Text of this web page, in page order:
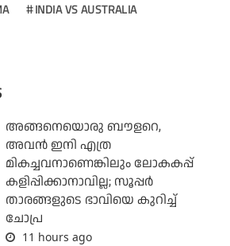
INDIA VS AUSTRALIA
അങ്ങനെയൊരു ബൗളറെ,
അവന്‍ ഇനി എത്ര
മികച്ചവനാണെങ്കിലും ലോകകപ്പ്
കളിപ്പിക്കാനാവില്ല; സൂപ്പര്‍
താരങ്ങളുടെ ഭാവിയെ കുറിച്ച്
ചോപ്ര
11 hours ago